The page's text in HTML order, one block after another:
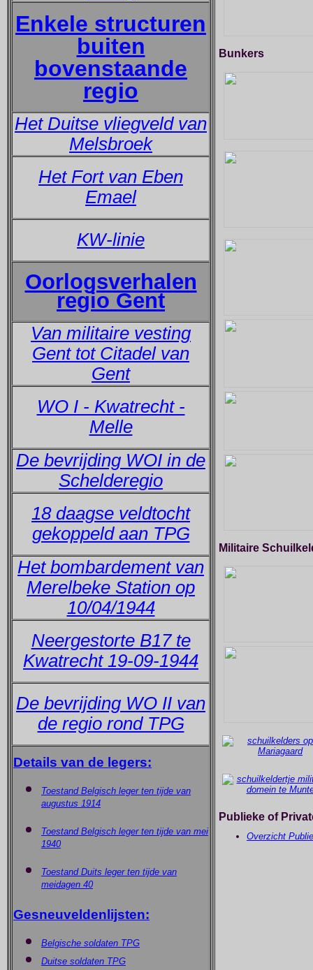
Enkele structuren
buiten
bovenstaande
regio
Het Duitse vliegveld van
Melsbroek
Het Fort van Eben
Emael
KW-linie
Oorlogsverhalen
regio Gent
Van militaire vesting
Gent tot Citadel van
Gent
WO I - Kwatrecht -
Melle
De bevrijding WOI in de
Schelderegio
18 daagse veldtocht
gekoppeld aan TPG
Het bombardement van
Merelbeke Station op
10/04/1944
Neergestorte B17 te
Kwatrecht 19-09-1944
De bevrijding WO II van
de regio rond TPG
Details van de legers:
Toestand Belgisch leger ten tijde van
augustus 1914
Toestand Belgisch leger ten tijde van mei
1940
Toestand Duits leger ten tijde van
meidagen 40
Gesneuveldenlijsten:
Belgische soldaten TPG
Duitse soldaten TPG
Bunkers
Militaire
Publieke of
Overzicht